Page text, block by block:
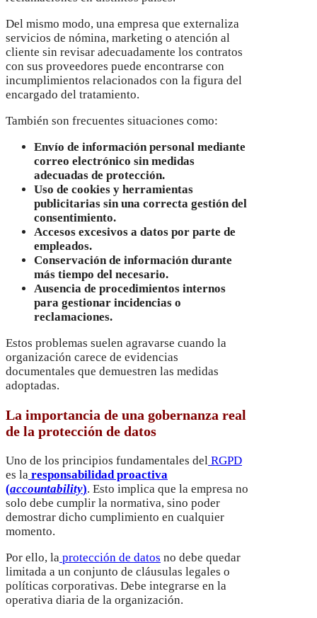
Del mismo modo, una empresa que externaliza
servicios de nómina, marketing o atención al
cliente sin revisar adecuadamente los contratos
con sus proveedores puede encontrarse con
incumplimientos relacionados con la figura del
encargado del tratamiento.
También son frecuentes situaciones como:
Envío de información personal mediante
correo electrónico sin medidas
adecuadas de protección.
Uso de cookies y herramientas
publicitarias sin una correcta gestión del
consentimiento.
Accesos excesivos a datos por parte de
empleados.
Conservación de información durante
más tiempo del necesario.
Ausencia de procedimientos internos
para gestionar incidencias o
reclamaciones.
Estos problemas suelen agravarse cuando la
organización carece de evidencias
documentales que demuestren las medidas
adoptadas.
La importancia de una gobernanza real
de la protección de datos
Uno de los principios fundamentales del RGPD
es la responsabilidad proactiva
(accountability). Esto implica que la empresa no
solo debe cumplir la normativa, sino poder
demostrar dicho cumplimiento en cualquier
momento.
Por ello, la protección de datos no debe quedar
limitada a un conjunto de cláusulas legales o
políticas corporativas. Debe integrarse en la
operativa diaria de la organización.